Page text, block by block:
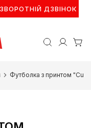
ЗВОРОТНІЙ ДЗВІНОК
Футболка з принтом